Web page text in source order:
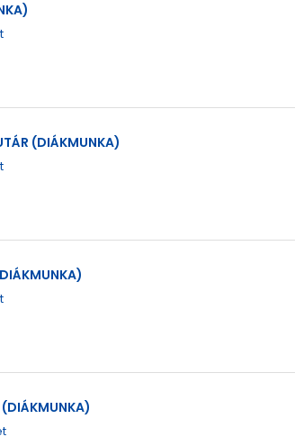
(DIÁKMUNKA)
(DIÁKMUNKA)